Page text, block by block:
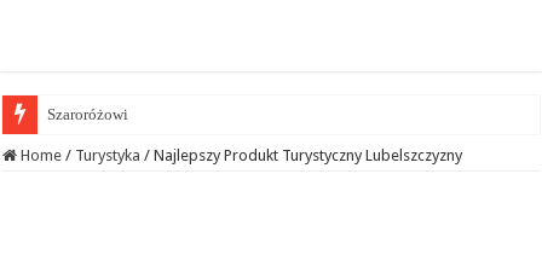
Szaroróżowi
Home / Turystyka / Najlepszy Produkt Turystyczny Lubelszczyzny